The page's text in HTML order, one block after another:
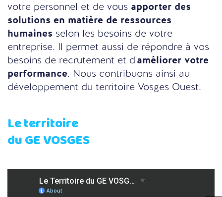
votre personnel et de vous apporter des
solutions en matière de ressources
humaines selon les besoins de votre
entreprise. Il permet aussi de répondre à vos
besoins de recrutement et d'améliorer votre
performance. Nous contribuons ainsi au
développement du territoire Vosges Ouest.
Le territoire
du GE VOSGES